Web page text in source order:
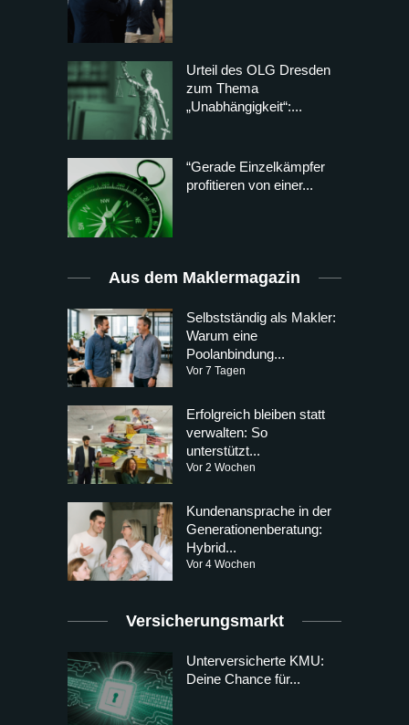
Urteil des OLG Dresden
zum Thema
„Unabhängigkeit“:...
“Gerade Einzelkämpfer
profitieren von einer...
Aus dem Maklermagazin
Selbstständig als Makler:
Warum eine
Poolanbindung...
Vor 7 Tagen
Erfolgreich bleiben statt
verwalten: So
unterstützt...
Vor 2 Wochen
Kundenansprache in der
Generationenberatung:
Hybrid...
Vor 4 Wochen
Versicherungsmarkt
Unterversicherte KMU:
Deine Chance für...